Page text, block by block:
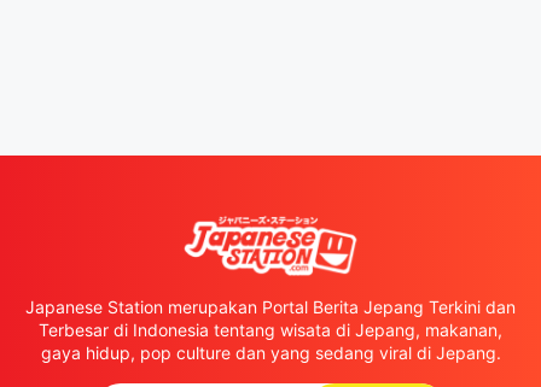
Japanese Station merupakan Portal Berita Jepang Terkini dan
Terbesar di Indonesia tentang wisata di Jepang, makanan,
gaya hidup, pop culture dan yang sedang viral di Jepang.